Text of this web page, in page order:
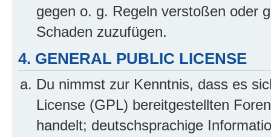
gegen o. g. Regeln verstoßen oder
Schaden zuzufügen.
4. GENERAL PUBLIC LICENSE
Du nimmst zur Kenntnis, dass es
License (GPL) bereitgestellten
handelt; deutschsprachige